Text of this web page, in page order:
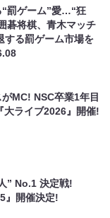
“罰ゲーム”愛…“狂
碁将棋、青木マッチ
する罰ゲーム市場を
MC! NSC卒業1年目
大ライブ2026』開催!
” No.1 決定戦!
』開催決定!